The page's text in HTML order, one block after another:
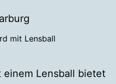
mit Lensball
einem Lensball bietet